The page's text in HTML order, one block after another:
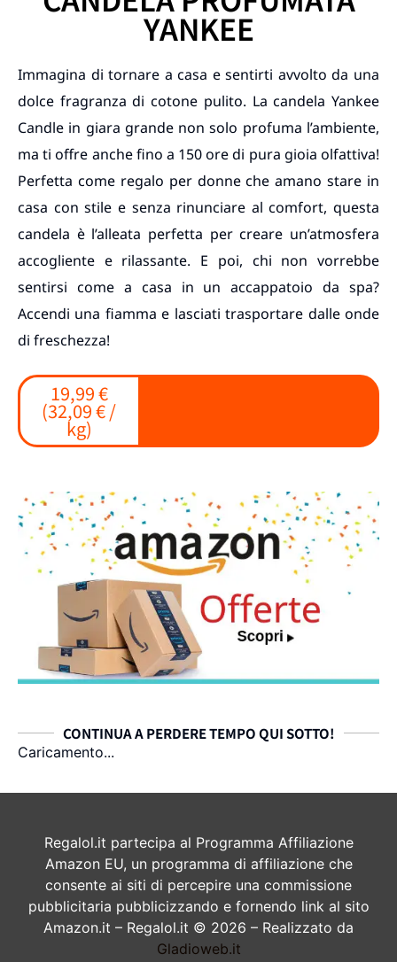
YANKEE
Immagina di tornare a casa e sentirti avvolto da una
dolce fragranza di cotone pulito. La candela Yankee
Candle in giara grande non solo profuma l’ambiente,
ma ti offre anche fino a 150 ore di pura gioia olfattiva!
Perfetta come regalo per donne che amano stare in
casa con stile e senza rinunciare al comfort, questa
candela è l’alleata perfetta per creare un’atmosfera
accogliente e rilassante. E poi, chi non vorrebbe
sentirsi come a casa in un accappatoio da spa?
Accendi una fiamma e lasciati trasportare dalle onde
di freschezza!
19,99 €
(32,09 € /
kg)
CONTINUA A PERDERE TEMPO QUI SOTTO!
Caricamento...
Regalol.it partecipa al Programma Affiliazione
Amazon EU, un programma di affiliazione che
consente ai siti di percepire una commissione
pubblicitaria pubblicizzando e fornendo link al sito
Amazon.it – Regalol.it © 2026 – Realizzato da
Gladioweb.it